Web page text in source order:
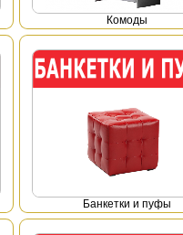
Комоды
Банкетки и пуфы